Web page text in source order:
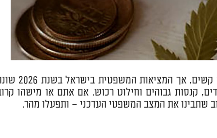
חר בקנאביס נתפס לעיתים בציבור כעבירה "קלה" ביחס לסמים קשים, אך המציאות
קנסות גבוהים וחילוט רכוש. אם אתם או מישהו
שתבינו את המצב המשפטי העדכני – ותפעלו מהר.